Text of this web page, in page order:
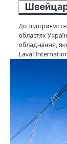
До підприємств
областях
обладнання,
Laval